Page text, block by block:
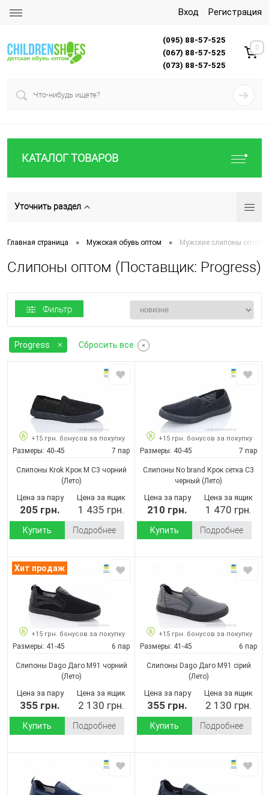
Вход Регистрация
(095) 88-57-525
(067) 88-57-525
(073) 88-57-525
0
КАТАЛОГ ТОВАРОВ
Уточнить раздел
Главная страница • Мужская обувь оптом • Мужские слипоны оптом
Слипоны оптом (Поставщик: Progress)
Фильтр
Progress Сбросить все
+15 грн. бонусов за покупку
Размеры: 40-45 7 пар
Слипоны Krok Крок М С3 чорний
(Лето)
Цена за пару
205 грн.
Цена за ящик
1 435 грн.
Купить Подробнее
+15 грн. бонусов за покупку
Размеры: 40-45 7 пар
Слипоны No brand Крок сетка C3
черный (Лето)
Цена за пару
210 грн.
Цена за ящик
1 470 грн.
Купить Подробнее
Хит продаж
+15 грн. бонусов за покупку
Размеры: 41-45 6 пар
Слипоны Dago Даго М91 чорний
(Лето)
Цена за пару
355 грн.
Цена за ящик
2 130 грн.
Купить Подробнее
+15 грн. бонусов за покупку
Размеры: 41-45 6 пар
Слипоны Dago Даго М91 сірий
(Лето)
Цена за пару
355 грн.
Цена за ящик
2 130 грн.
Купить Подробнее